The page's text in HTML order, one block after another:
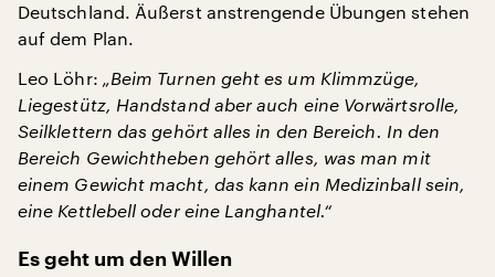
Deutschland. Äußerst anstrengende Übungen stehen
auf dem Plan.
Leo Löhr: „Beim Turnen geht es um Klimmzüge,
Liegestütz, Handstand aber auch eine Vorwärtsrolle,
Seilklettern das gehört alles in den Bereich. In den
Bereich Gewichtheben gehört alles, was man mit
einem Gewicht macht, das kann ein Medizinball sein,
eine Kettlebell oder eine Langhantel.“
Es geht um den Willen